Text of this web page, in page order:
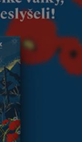
brzy jsme zjistili, že